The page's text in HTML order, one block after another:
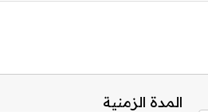
المدة الزمنية